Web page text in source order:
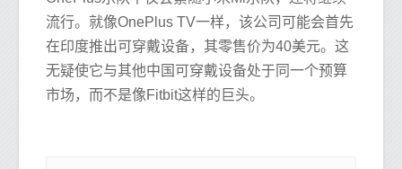
流行。就像OnePlus TV一样，该公司可能会首先
在印度推出可穿戴设备，其零售价为40美元。这
无疑使它与其他中国可穿戴设备处于同一个预算
市场，而不是像Fitbit这样的巨头。